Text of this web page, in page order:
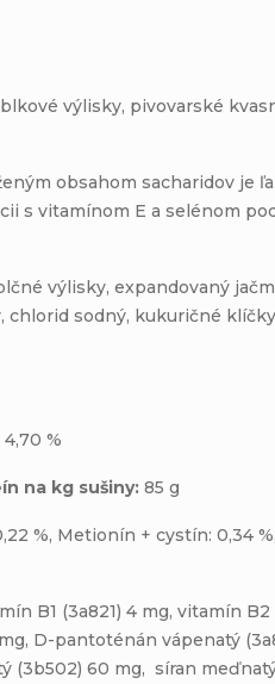
výlisky, pivovarské
obsahom sacharidov je
s vitamínom E a selénom
výlisky, expandovaný
chlorid sodný, kukuričné
%
na kg sušiny: 85 g
%, Metionín + cystín: 0,34
B1 (3a821) 4 mg, vitamín
D-pantoténán vápenatý
(3b502) 60 mg, síran